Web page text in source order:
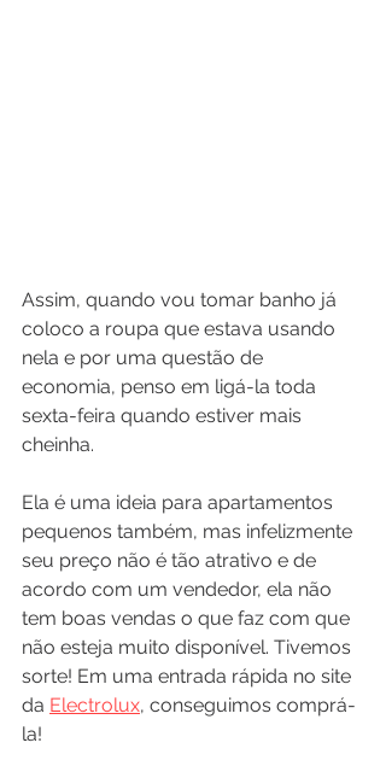
Assim, quando vou tomar banho já
coloco a roupa que estava usando
nela e por uma questão de
economia, penso em ligá-la toda
sexta-feira quando estiver mais
cheinha.
Ela é uma ideia para apartamentos
pequenos também, mas infelizmente
seu preço não é tão atrativo e de
acordo com um vendedor, ela não
tem boas vendas o que faz com que
não esteja muito disponível. Tivemos
sorte! Em uma entrada rápida no site
da Electrolux, conseguimos comprá-
la!